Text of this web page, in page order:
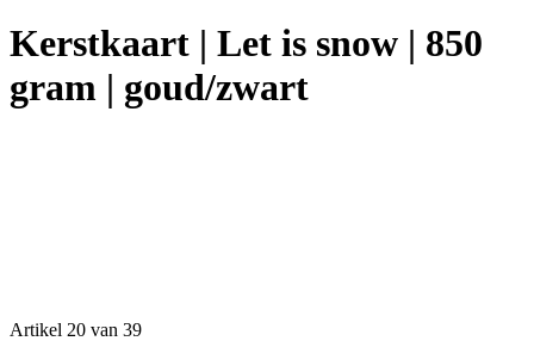
Kerstkaart | Let is snow | 850
gram | goud/zwart
Artikel 20 van 39